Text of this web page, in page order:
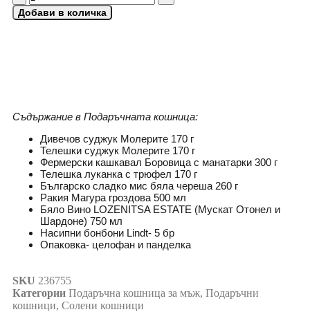
Добави в количка
Съдържание в Подаръчната кошница:
Дивечов суджук Молерите 170 г
Телешки суджук Молерите 170 г
Фермерски кашкавал Боровица с манатарки 300 г
Телешка луканка с трюфел 170 г
Българско сладко мис бяла череша 260 г
Ракия Магура гроздова 500 мл
Бяло Вино LOZENITSA ESTATE (Мускат Отонел и
Шардоне) 750 мл
Насипни бонбони Lindt- 5 бр
Опаковка- целофан и панделка
SKU 236755
Категории Подаръчна кошница за мъж, Подаръчни
кошници, Солени кошници